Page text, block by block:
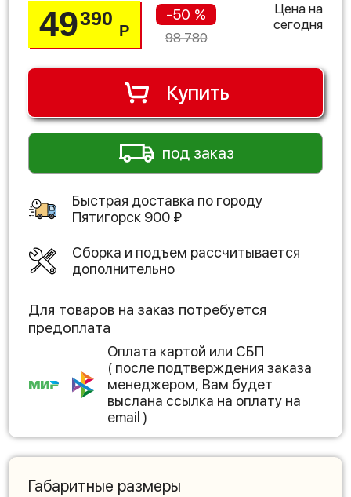
49390
Р
-50 %
98 780
Цена на
сегодня
Купить
под заказ
Быстрая доставка по городу
Пятигорск 900 ₽
Сборка и подъем рассчитывается
дополнительно
Для товаров на заказ потребуется
предоплата
Оплата картой или СБП
( после подтверждения заказа
менеджером, Вам будет
выслана ссылка на оплату на
email )
Габаритные размеры